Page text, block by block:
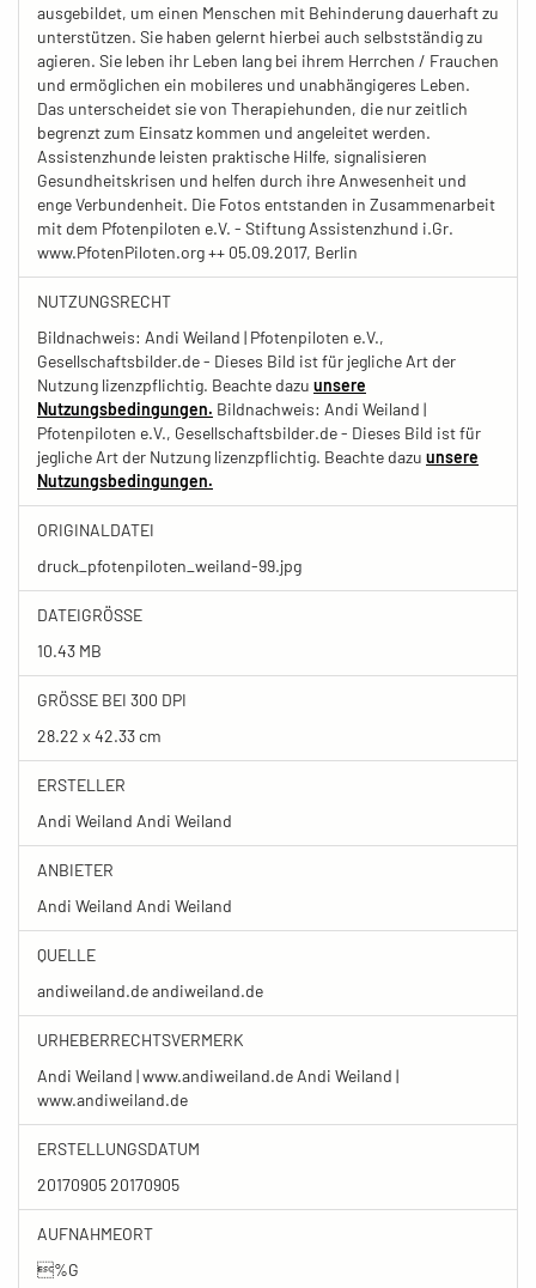
ausgebildet, um einen Menschen mit Behinderung dauerhaft zu
unterstützen. Sie haben gelernt hierbei auch selbstständig zu
agieren. Sie leben ihr Leben lang bei ihrem Herrchen / Frauchen
und ermöglichen ein mobileres und unabhängigeres Leben.
Das unterscheidet sie von Therapiehunden, die nur zeitlich
begrenzt zum Einsatz kommen und angeleitet werden.
Assistenzhunde leisten praktische Hilfe, signalisieren
Gesundheitskrisen und helfen durch ihre Anwesenheit und
enge Verbundenheit. Die Fotos entstanden in Zusammenarbeit
mit dem Pfotenpiloten e.V. - Stiftung Assistenzhund i.Gr.
www.PfotenPiloten.org ++ 05.09.2017, Berlin
NUTZUNGSRECHT
Bildnachweis: Andi Weiland | Pfotenpiloten e.V.,
Gesellschaftsbilder.de - Dieses Bild ist für jegliche Art der
Nutzung lizenzpflichtig. Beachte dazu unsere
Nutzungsbedingungen. Bildnachweis: Andi Weiland |
Pfotenpiloten e.V., Gesellschaftsbilder.de - Dieses Bild ist für
jegliche Art der Nutzung lizenzpflichtig. Beachte dazu unsere
Nutzungsbedingungen.
ORIGINALDATEI
druck_pfotenpiloten_weiland-99.jpg
DATEIGRÖSSE
10.43 MB
GRÖSSE BEI 300 DPI
28.22 x 42.33 cm
ERSTELLER
Andi Weiland Andi Weiland
ANBIETER
Andi Weiland Andi Weiland
QUELLE
andiweiland.de andiweiland.de
URHEBERRECHTSVERMERK
Andi Weiland | www.andiweiland.de Andi Weiland |
www.andiweiland.de
ERSTELLUNGSDATUM
20170905 20170905
AUFNAHMEORT
%G